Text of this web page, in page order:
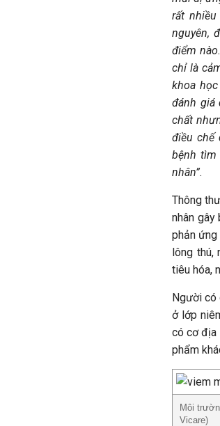
rất
nguyên,
điểm
chỉ là
khoa
đánh giá
chất
điều chế
bệnh tìm
nhân”.
Thông
nhân
phản
lông thú,
tiêu hóa,
Người có
ở lớp
có cơ địa
phẩm
Môi
Vicare)